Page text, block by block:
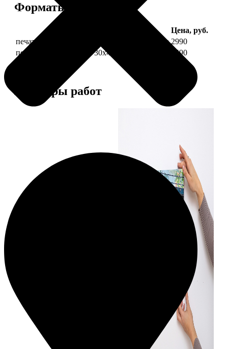
Форматы и цены
Цена, руб.
печать фото на холсте 30х40 на подрамнике 2990
печать фото на холсте 30х40 в раме
5490
Примеры работ